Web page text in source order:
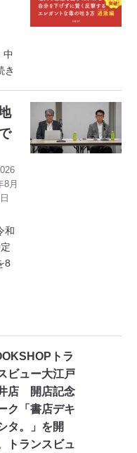
き
8月
和
8
トラ
ビュー大江戸
店 開店記念
ク「書店デキ
タ。」を開
トランスビュ